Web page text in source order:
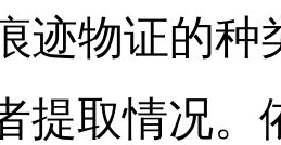
迹物证的种
提取情况